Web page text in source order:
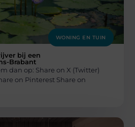
WONING EN TUIN
bij een
Brabant
dan op: Share on X (Twitter)
on Pinterest Share on